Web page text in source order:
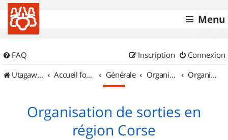
Menu
FAQ Connexion
Inscription
UtagawaVTT (Randos VTT et VTTAE avec traces GPS)
Accueil forum Générale Organisation de sorties & Recherche de partenaires Organisation de sorties en région Corse
Organisation de sorties en
région Corse